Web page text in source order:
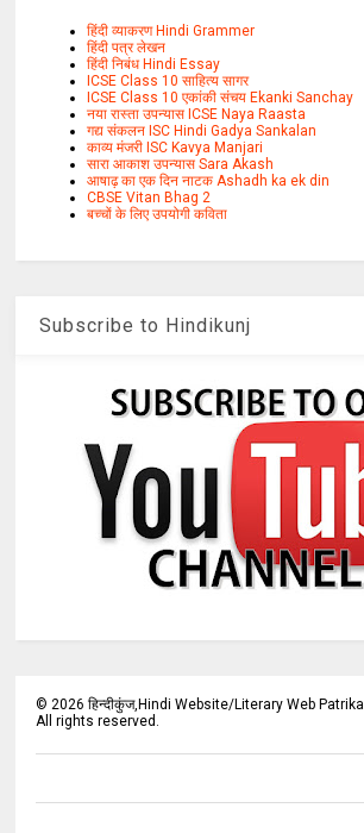
हिंदी व्याकरण Hindi Grammer
हिंदी पत्र लेखन
हिंदी निबंध Hindi Essay
ICSE Class 10 साहित्य सागर
ICSE Class 10 एकांकी संचय Ekanki Sanchay
नया रास्ता उपन्यास ICSE Naya Raasta
गद्य संकलन ISC Hindi Gadya Sankalan
काव्य मंजरी ISC Kavya Manjari
सारा आकाश उपन्यास Sara Akash
आषाढ़ का एक दिन नाटक Ashadh ka ek din
CBSE Vitan Bhag 2
बच्चों के लिए उपयोगी कविता
Subscribe to Hindikunj
©2026 हिन्दीकुंज,Hindi Website/Literary Web Patrika
All rights reserved.